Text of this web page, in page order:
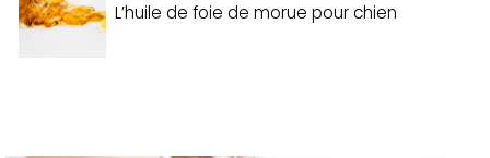
L’huile de foie de morue pour chien